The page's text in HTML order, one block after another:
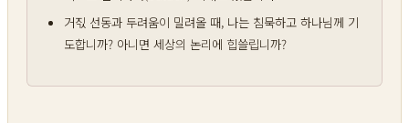
거짃 선동과 두려움이 밀려올 때, 나는 침묵하고 하나님께 기
도합니까? 아니면 세상의 논리에 힙쓸립니까?